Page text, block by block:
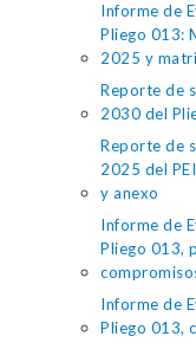
Informe de
Pliego 013:
2025 y
Reporte de
2030 del
Reporte de
2025 del
y anexo
Informe de
Pliego 013,
Informe de
Pliego 013,